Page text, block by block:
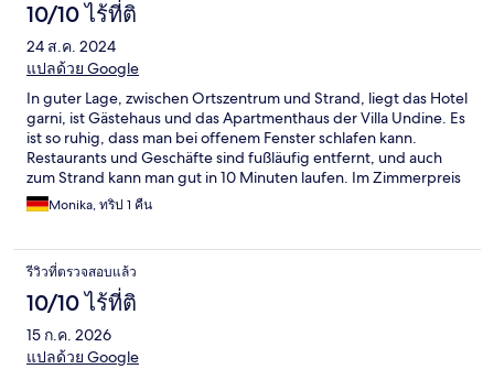
10/10 ไร้ที่ติ
24 ส.ค. 2024
แปลด้วย Google
In guter Lage, zwischen Ortszentrum und Strand, liegt das Hotel
garni, ist Gästehaus und das Apartmenthaus der Villa Undine. Es
ist so ruhig, dass man bei offenem Fenster schlafen kann.
Restaurants und Geschäfte sind fußläufig entfernt, und auch
zum Strand kann man gut in 10 Minuten laufen. Im Zimmerpreis
inklusive ist das hervorragende Frühstücksbuffet: Vielfältig, mit
vielen selbst gemachten Sachen. Ein toller Start in den Tag!
Monika, ทริป 1 คืน
รีวิวที่ตรวจสอบแล้ว
10/10 ไร้ที่ติ
15 ก.ค. 2026
แปลด้วย Google